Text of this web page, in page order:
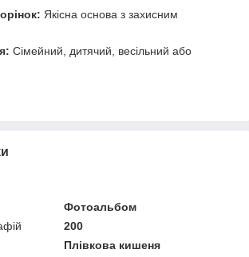
Якісна основа з захисним
Сімейний, дитячий, весільний або
Фотоальбом
200
Плівкова кишеня